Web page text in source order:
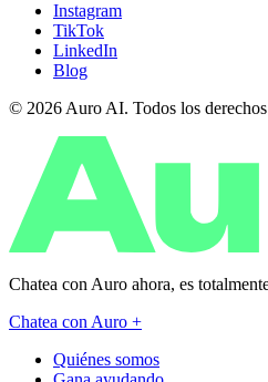
Instagram
TikTok
LinkedIn
Blog
© 2026 Auro AI. Todos los derechos
Chatea con Auro ahora, es
Chatea con Auro +
Quiénes somos